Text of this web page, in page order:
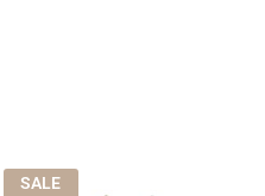
SALE